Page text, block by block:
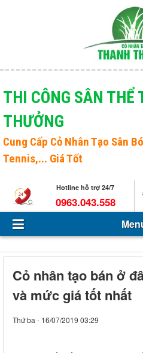
Menu
Giới thiệu
Sản phẩm
Tin Tức - Sự kiện
Tuyển dụng
Liên hệ
THI CÔNG SÂN THỂ
THƯỞNG
Cung Cấp Cỏ Nhân Tạo Sân
Tennis,... Giá Tốt
Hotline hỗ trợ 24/7
0963.043.558
Cỏ nhân tạo bán ở
và mức giá tốt nhất
Thứ ba - 16/07/2019 03:29